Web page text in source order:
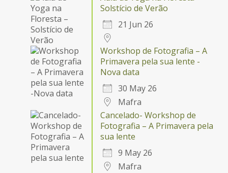
Solstício de Verão
21 Jun 26
Workshop de Fotografia – A
Primavera pela sua lente -
Nova data
30 May 26
Mafra
Cancelado- Workshop de
Fotografia – A Primavera pela
sua lente
9 May 26
Mafra